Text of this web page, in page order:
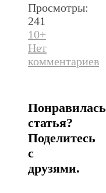
Просмотры:
241
10+
Нет
комментариев
Понравилась
статья?
Поделитесь
с
друзями.